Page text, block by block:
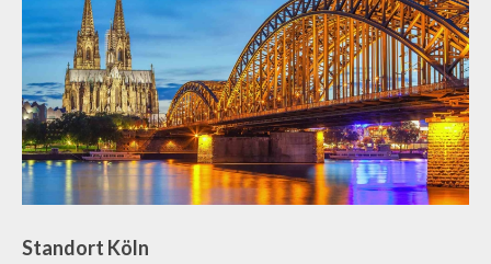
Standort Köln